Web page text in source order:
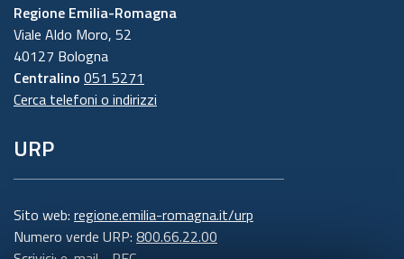
Regione Emilia-Romagna
Viale Aldo Moro, 52
40127 Bologna
Centralino 051 5271
Cerca telefoni o indirizzi
URP
Sito web: regione.emilia-romagna.it/urp
Numero verde URP: 800.66.22.00